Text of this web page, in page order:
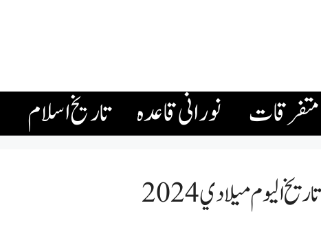
متفرقات نورانی قاعدہ تاریخ اسلام
تاريخ اليوم ميلادي 2024